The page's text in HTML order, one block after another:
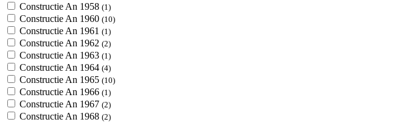
Constructie An 1958 (1)
Constructie An 1960 (10)
Constructie An 1961 (1)
Constructie An 1962 (2)
Constructie An 1963 (1)
Constructie An 1964 (4)
Constructie An 1965 (10)
Constructie An 1966 (1)
Constructie An 1967 (2)
Constructie An 1968 (2)